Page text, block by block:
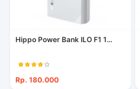
Hippo Power Bank ILO F1 1...
Rp. 180.000